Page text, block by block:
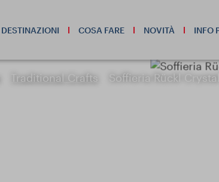
DESTINAZIONI COSA FARE NOVITÀ INFO
Traditional Crafts Soffieria Rückl Crystal